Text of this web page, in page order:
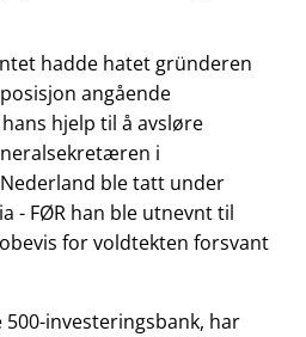
hadde hatet gründeren
angående
hjelp til å avsløre
i
ble tatt under
- FØR han ble utnevnt til
for voldtekten forsvant
500-investeringsbank, har